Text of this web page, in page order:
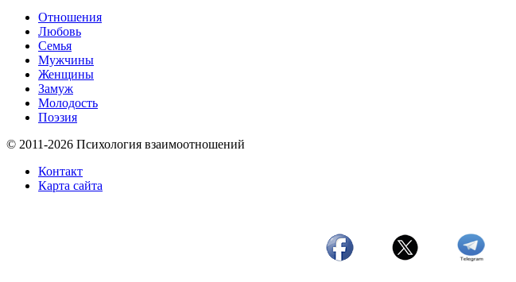
Отношения
Любовь
Семья
Мужчины
Женщины
Замуж
Молодость
Поэзия
© 2011-2026 Психология взаимоотношений
Контакт
Карта сайта